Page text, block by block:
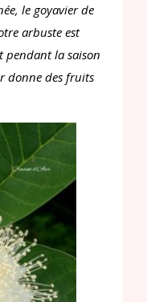
le goyavier de
arbuste est
la saison
donne des fruits